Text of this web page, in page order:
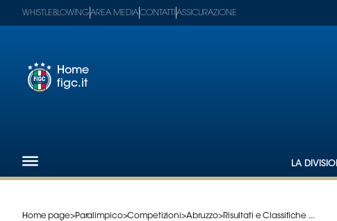
Nazionali
WHISTLEBLOWINGAREA MEDIACONTATTI ASSICURAZIONE
Home
figc.it
LA
Home page>Paralimpico>Competizioni>Abruzzo>Risultati e Classifiche ...